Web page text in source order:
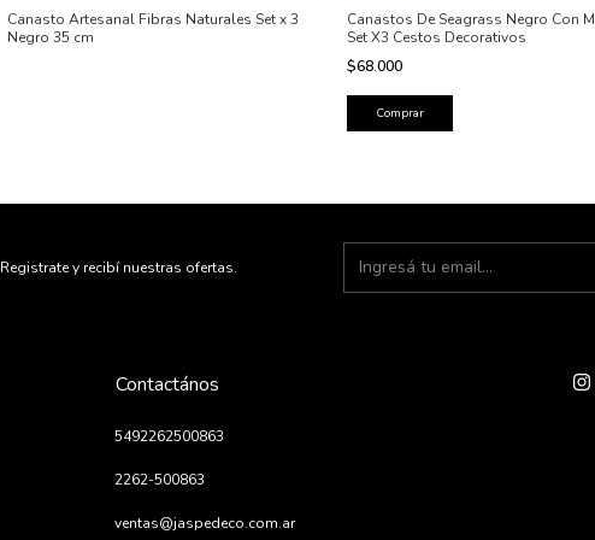
Canasto Artesanal Fibras Naturales Set x 3
Negro 35 cm
Canastos De Seagrass Negro Con
Set X3 Cestos Decorativos
$68.000
Registrate y recibí nuestras ofertas.
Contactános
5492262500863
2262-500863
ventas@jaspedeco.com.ar